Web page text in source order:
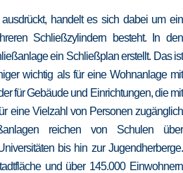
handelt es sich dabei um ein
Schließzylindern besteht. In den
ein Schließplan erstellt. Das ist
wichtig als für eine Wohnanlage mit
für Gebäude und Einrichtungen, die mit
eine Vielzahl von Personen zugänglich
reichen von Schulen über
bis hin zur Jugendherberge.
und über 145.000 Einwohnern